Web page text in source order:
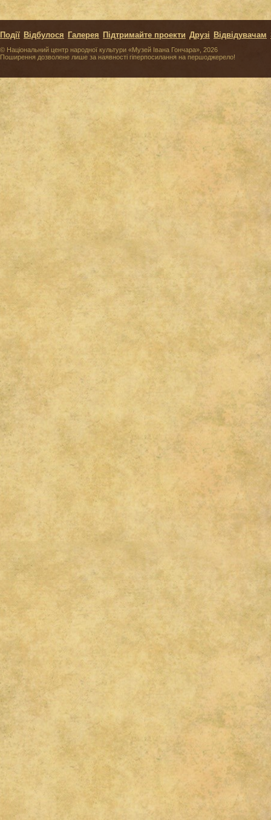
© Національний центр народної культури «Музей Івана Гончара», 2026
Поширення дозволене лише за наявності гіперпосилання на першоджерело!
Події Відбулося Галерея Підтримайте проекти Друзі Відвідувачам